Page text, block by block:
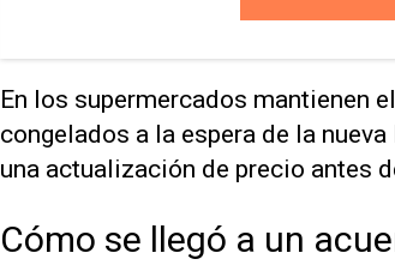
En los supermercados mantienen
congelados a la espera de la
una actualización de precio antes
Cómo se llegó a un